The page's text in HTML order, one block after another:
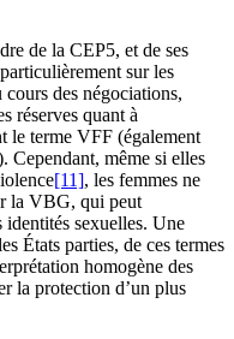
de la CEP5, et de ses
sur les
des négociations,
réserves quant à
le terme VFF (également
Cependant, même si elles
[11], les femmes ne
la VBG, qui peut
identités sexuelles. Une
États parties, de ces termes
homogène des
la protection d’un plus